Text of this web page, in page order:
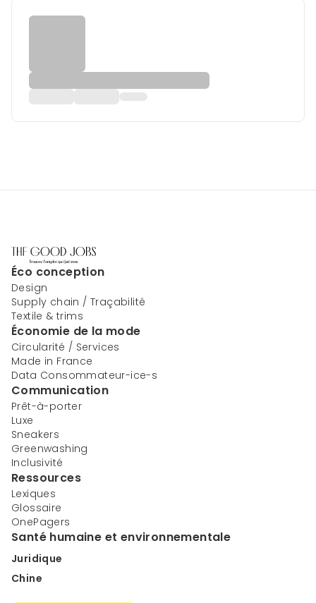
Éco conception
Design
Supply chain / Traçabilité
Textile & trims
Économie de la mode
Circularité / Services
Made in France
Data Consommateur-ice-s
Communication
Prêt-à-porter
Luxe
Sneakers
Greenwashing
Inclusivité
Ressources
Lexiques
Glossaire
OnePagers
Santé humaine et environnementale
Juridique
Chine